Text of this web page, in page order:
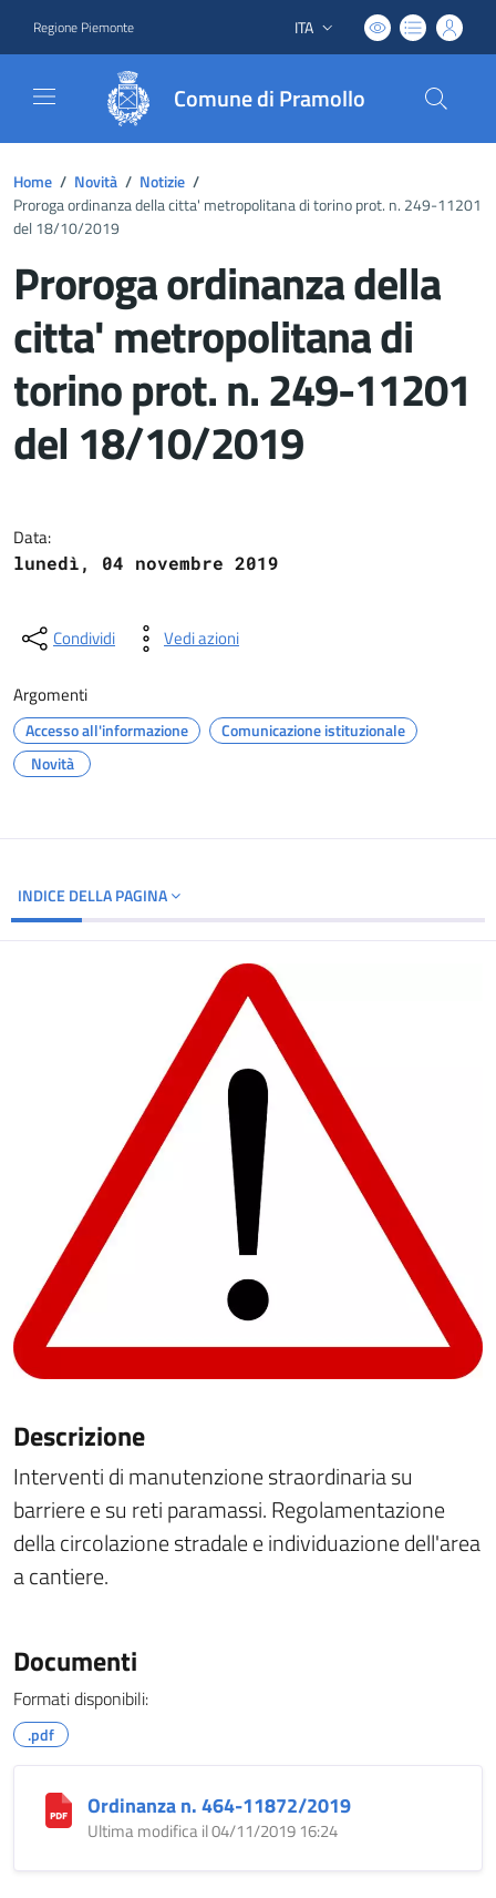
Regione Piemonte Lingua attiva:
ITA
Comune di Pramollo
Home / Novità / Notizie /
Proroga ordinanza della citta' metropolitana di torino prot. n. 249-11201
del 18/10/2019
Proroga ordinanza della
citta' metropolitana di
torino prot. n. 249-11201
del 18/10/2019
Data:
lunedì, 04 novembre 2019
Condividi Vedi azioni
Argomenti
Accesso all'informazione
Comunicazione istituzionale
Novità
INDICE DELLA PAGINA
Descrizione
Interventi di manutenzione straordinaria su
barriere e su reti paramassi. Regolamentazione
della circolazione stradale e individuazione dell'area
a cantiere.
Documenti
Formati disponibili:
.pdf
Ordinanza n. 464-11872/2019
Ultima modifica il 04/11/2019 16:24